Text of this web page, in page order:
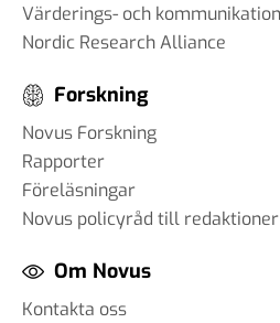
Värderings- och
Nordic Research Alliance
Forskning
Novus Forskning
Rapporter
Föreläsningar
Novus policyråd till redaktioner
Om Novus
Kontakta oss